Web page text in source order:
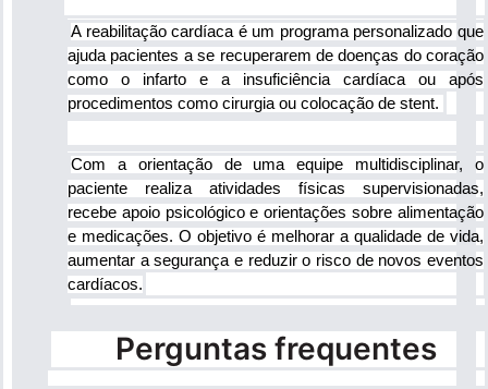
A reabilitação cardíaca é um programa personalizado que
ajuda pacientes a se recuperarem de doenças do coração
como o infarto e a insuficiência cardíaca ou após
procedimentos como cirurgia ou colocação de stent.
Com a orientação de uma equipe multidisciplinar, o
paciente realiza atividades físicas supervisionadas,
recebe apoio psicológico e orientações sobre alimentação
e medicações. O objetivo é melhorar a qualidade de vida,
aumentar a segurança e reduzir o risco de novos eventos
cardíacos.
Perguntas frequentes